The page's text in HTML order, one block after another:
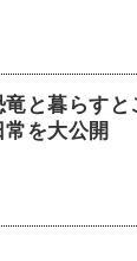
竜と暮らす
常を大公開